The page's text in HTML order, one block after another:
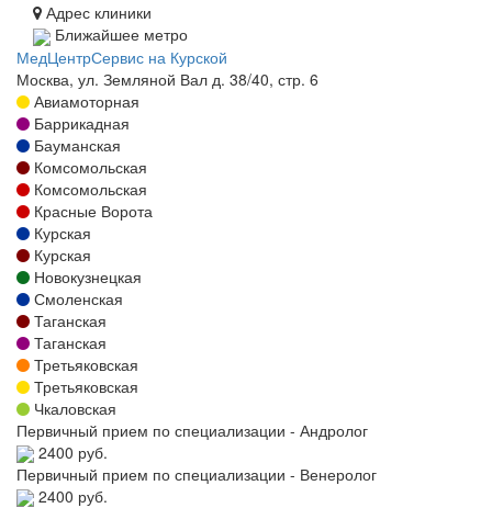
Адрес клиники
Ближайшее метро
МедЦентрСервис на Курской
Москва, ул. Земляной Вал д. 38/40, стр. 6
Авиамоторная
Баррикадная
Бауманская
Комсомольская
Комсомольская
Красные Ворота
Курская
Курская
Новокузнецкая
Смоленская
Таганская
Таганская
Третьяковская
Третьяковская
Чкаловская
Первичный прием по специализации - Андролог
2400 руб.
Первичный прием по специализации - Венеролог
2400 руб.